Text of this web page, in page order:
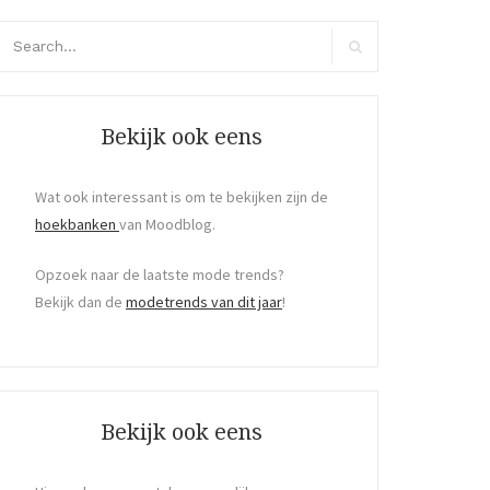
Bekijk ook eens
Wat ook interessant is om te bekijken zijn de
hoekbanken van Moodblog.
Opzoek naar de laatste mode trends?
Bekijk dan de modetrends van dit jaar!
Bekijk ook eens